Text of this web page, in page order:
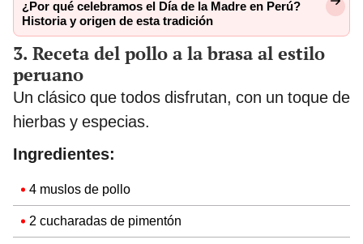
¿Por qué celebramos el Día de la Madre en Perú?
Historia y origen de esta tradición
3. Receta del pollo a la brasa al estilo
peruano
Un clásico que todos disfrutan, con un toque de
hierbas y especias.
Ingredientes:
4 muslos de pollo
2 cucharadas de pimentón